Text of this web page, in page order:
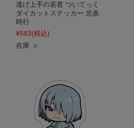
逃げ上手の若君 ついてっく
ダイカットステッカー 北条
時行
¥583(税込)
在庫 ○